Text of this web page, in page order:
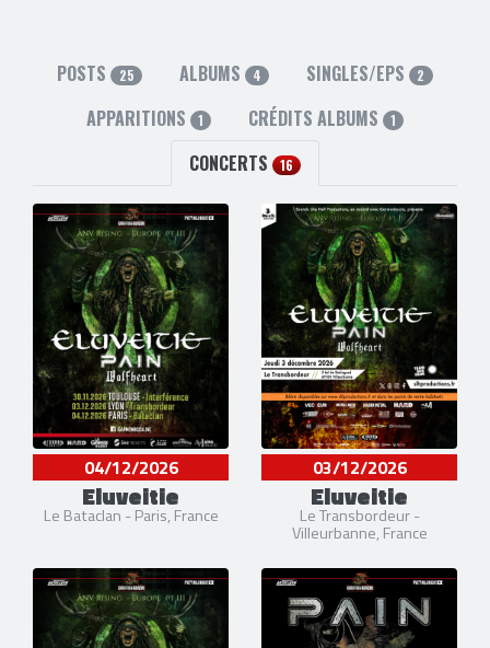
POSTS 25 ALBUMS 4 SINGLES/EPS 2
APPARITIONS 1 CRÉDITS ALBUMS 1
CONCERTS 16
04/12/2026
Eluveitie
Le Bataclan - Paris, France
03/12/2026
Eluveitie
Le Transbordeur -
Villeurbanne, France